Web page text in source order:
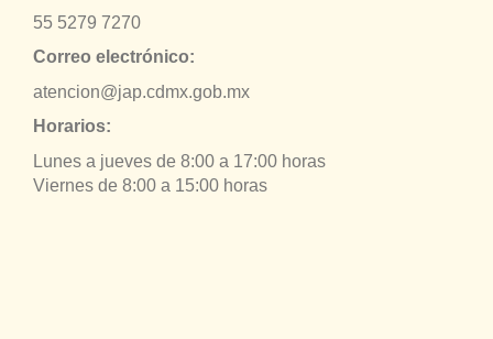
55 5279 7270
Correo electrónico:
atencion@jap.cdmx.gob.mx
Horarios:
Lunes a jueves de 8:00 a 17:00 horas
Viernes de 8:00 a 15:00 horas